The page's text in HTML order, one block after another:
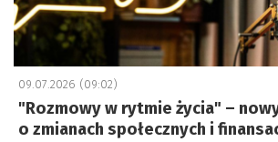
09.07.2026 (09:02)
"Rozmowy w rytmie życia" –
o zmianach społecznych i